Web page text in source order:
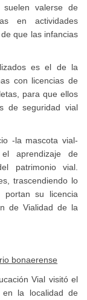
valerse de
en actividades
que las infancias
es el de la
con licencias de
para que ellos
de seguridad vial
-la mascota vial-
aprendizaje de
patrimonio vial.
trascendiendo lo
portan su licencia
de Vialidad de la
bonaerense
Vial visitó el
la localidad de